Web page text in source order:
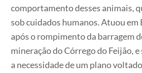
comportamento desses animais,
sob cuidados humanos. Atuou
após o rompimento da barragem
mineração do Córrego do Feijão,
a necessidade de um plano